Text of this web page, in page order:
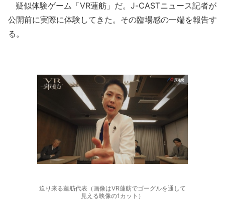
疑似体験ゲーム「VR蓮舫」だ。J-CASTニュース記者が
公開前に実際に体験してきた。その臨場感の一端を報告す
る。
迫り来る蓮舫代表（画像はVR蓮舫でゴーグルを通して
見える映像の1カット）